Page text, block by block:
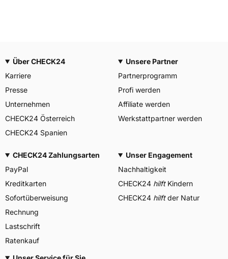
Über CHECK24
Karriere
Presse
Unternehmen
CHECK24 Österreich
CHECK24 Spanien
Unsere Partner
Partnerprogramm
Profi werden
Affiliate werden
Werkstattpartner werden
CHECK24 Zahlungsarten
PayPal
Kreditkarten
Sofortüberweisung
Rechnung
Lastschrift
Ratenkauf
Unser Engagement
Nachhaltigkeit
CHECK24 hilftKindern
CHECK24 hilftder Natur